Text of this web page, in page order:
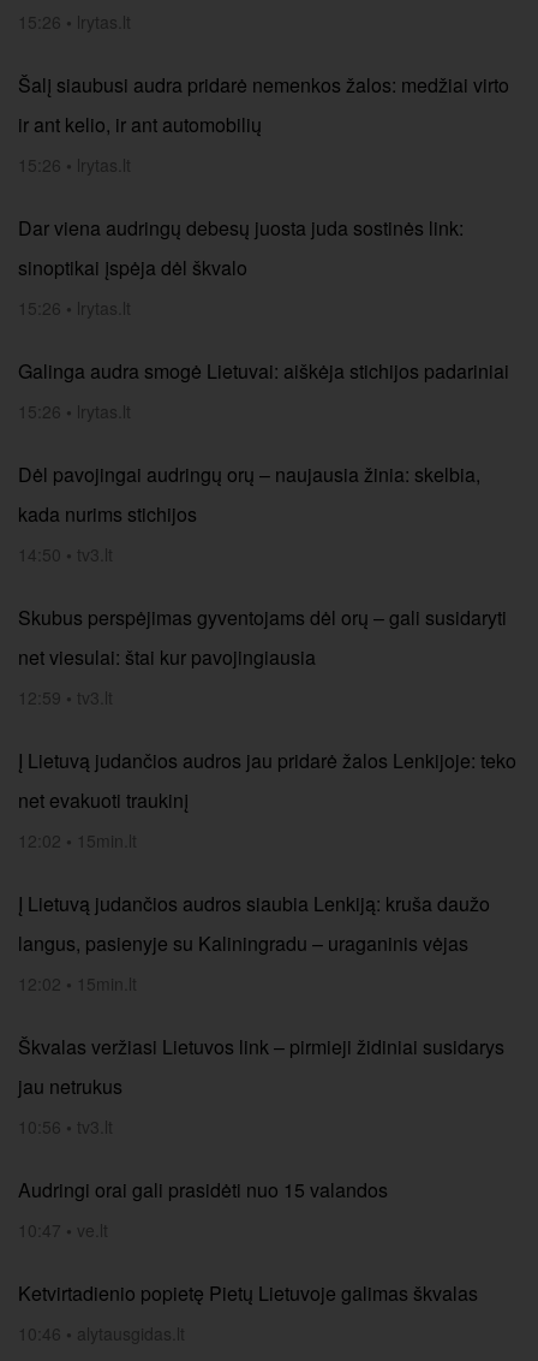
15:26 • lrytas.lt
Šalį siaubusi audra pridarė nemenkos žalos: medžiai virto
ir ant kelio, ir ant automobilių
15:26 • lrytas.lt
Dar viena audringų debesų juosta juda sostinės link:
sinoptikai įspėja dėl škvalo
15:26 • lrytas.lt
Galinga audra smogė Lietuvai: aiškėja stichijos padariniai
15:26 • lrytas.lt
Dėl pavojingai audringų orų – naujausia žinia: skelbia,
kada nurims stichijos
14:50 • tv3.lt
Skubus perspėjimas gyventojams dėl orų – gali susidaryti
net viesulai: štai kur pavojingiausia
12:59 • tv3.lt
Į Lietuvą judančios audros jau pridarė žalos Lenkijoje: teko
net evakuoti traukinį
12:02 • 15min.lt
Į Lietuvą judančios audros siaubia Lenkiją: kruša daužo
langus, pasienyje su Kaliningradu – uraganinis vėjas
12:02 • 15min.lt
Škvalas veržiasi Lietuvos link – pirmieji židiniai susidarys
jau netrukus
10:56 • tv3.lt
Audringi orai gali prasidėti nuo 15 valandos
10:47 • ve.lt
Ketvirtadienio popietę Pietų Lietuvoje galimas škvalas
10:46 • alytausgidas.lt